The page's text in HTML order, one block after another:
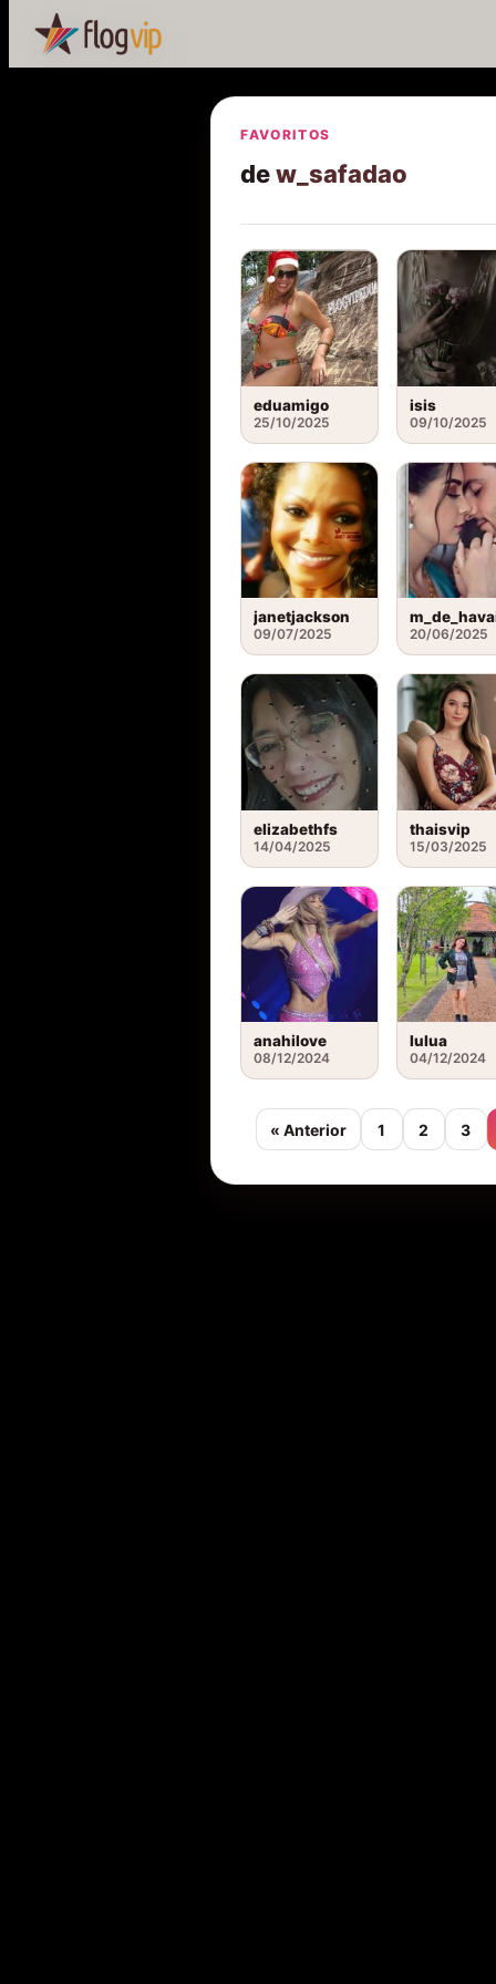
FAVORITOS
dew_safadao
eduamigo
25/10/2025
isis
09/10/2025
janetjackson
09/07/2025 20/06/2025
elizabethfs
14/04/2025
thaisvip
15/03/2025
anahilove
08/12/2024
lulua
04/12/2024
« Anterior 1 2 3